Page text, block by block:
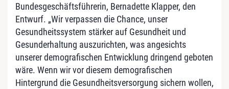
Bundesgeschäftsführerin, Bernadette Klapper, den
Entwurf. „Wir verpassen die Chance, unser
Gesundheitssystem stärker auf Gesundheit und
Gesunderhaltung auszurichten, was angesichts
unserer demografischen Entwicklung dringend geboten
wäre. Wenn wir vor diesem demografischen
Hintergrund die Gesundheitsversorgung sichern wollen,